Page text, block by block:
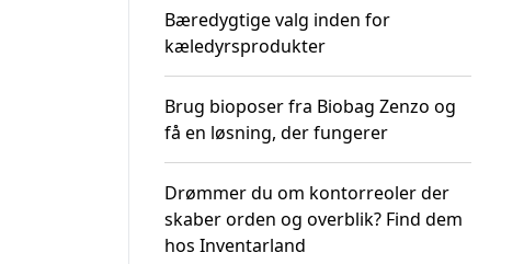
Bæredygtige valg inden for
kæledyrsprodukter
Brug bioposer fra Biobag Zenzo og
få en løsning, der fungerer
Drømmer du om kontorreoler der
skaber orden og overblik? Find dem
hos Inventarland